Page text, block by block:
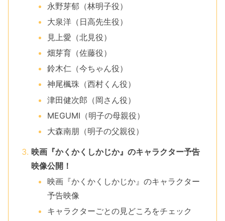
永野芽郁（林明子役）
大泉洋（日高先生役）
見上愛（北見役）
畑芽育（佐藤役）
鈴木仁（今ちゃん役）
神尾楓珠（西村くん役）
津田健次郎（岡さん役）
MEGUMI（明子の母親役）
大森南朋（明子の父親役）
映画『かくかくしかじか』のキャラクター予告
映像公開！
映画『かくかくしかじか』のキャラクター
予告映像
キャラクターごとの見どころをチェック